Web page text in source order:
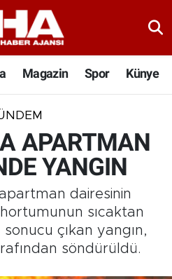
Magazin Spor Künye
APARTMAN
YANGIN
dairesinin
sıcaktan
çıkan yangın,
söndürüldü.